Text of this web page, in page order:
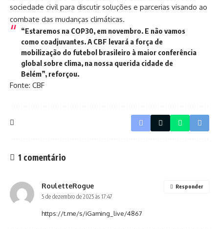
sociedade civil para discutir soluções e parcerias visando ao
combate das mudanças climáticas.
“Estaremos na COP30, em novembro. E não vamos
como coadjuvantes. A CBF levará a força de
mobilização do futebol brasileiro à maior conferência
global sobre clima, na nossa querida cidade de
Belém”, reforçou.
Fonte: CBF
1 comentário
RouletteRogue
5 de dezembro de 2025 às 17:47
https://t.me/s/iGaming_live/4867
Responder